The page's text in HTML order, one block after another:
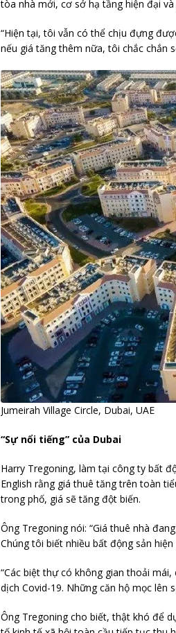
tòa nhà mới, cơ sở hạ tầng hiện đại
“Hiện tại, tôi vẫn có thể chịu đựng
nếu giá tăng thêm nữa, tôi chắc chắn
Jumeirah Village Circle, Dubai, UAE
“Sự nổi tiếng” của Dubai
Harry Tregoning, làm tại công ty bất
English rằng giá thuê tăng trên toàn
trong phố, giá sẽ tăng đột biến.
Ông Tregoning nói: “Giá thuê nhà
Chúng tôi biết nhiều bất động sản
“Các biệt thự có không gian thoải
dịch Covid-19. Những căn hộ mọc lên
Ông Tregoning cho biết, thật khó để